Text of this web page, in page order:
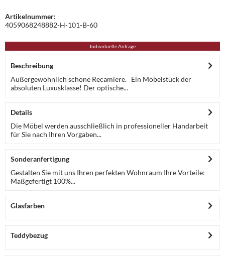
Artikelnummer:
4059068248882-H-101-B-60
Individuelle Anfrage
Beschreibung
Außergewöhnlich schöne Recamiere. Ein Möbelstück der
absoluten Luxusklasse! Der optische...
Details
Die Möbel werden ausschließlich in professioneller Handarbeit
für Sie nach Ihren Vorgaben...
Sonderanfertigung
Gestalten Sie mit uns Ihren perfekten Wohnraum Ihre Vorteile:
Maßgefertigt 100%...
Glasfarben
Teddybezug